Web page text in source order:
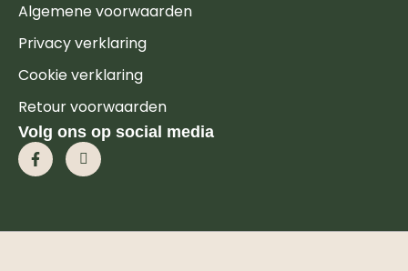
Algemene voorwaarden
Privacy verklaring
Cookie verklaring
Retour voorwaarden
Volg ons op social media